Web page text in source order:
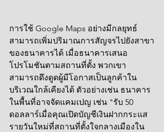
การใช้ Google Maps อย่างมีกลยุทธ์
สามารถเพิ่มปริมาณการสัญจรไปยังสาขา
ของธนาคารได้ เมื่อธนาคารเสนอ
โปรโมชันตามสถานที่ตั้ง พวกเขา
สามารถดึงดูดผู้มีโอกาสเป็นลูกค้าใน
บริเวณใกล้เคียงได้ ตัวอย่างเช่น ธนาคาร
ในพื้นที่อาจจัดแคมเปญ เช่น "รับ 50
ดอลลาร์เมื่อคุณเปิดบัญชีเงินฝากกระแส
รายวันใหม่ที่สถานที่ตั้งใจกลางเมืองใน